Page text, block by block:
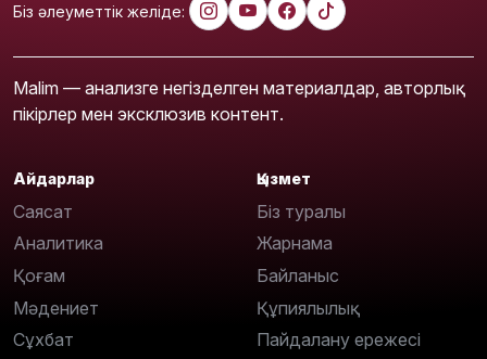
Біз әлеуметтік желіде:
Malim — анализге негізделген материалдар, авторлық
пікірлер мен эксклюзив контент.
Айдарлар
Саясат
Аналитика
Қоғам
Мәдениет
Сұхбат
Қызмет
Біз туралы
Жарнама
Байланыс
Құпиялылық
Пайдалану ережесі